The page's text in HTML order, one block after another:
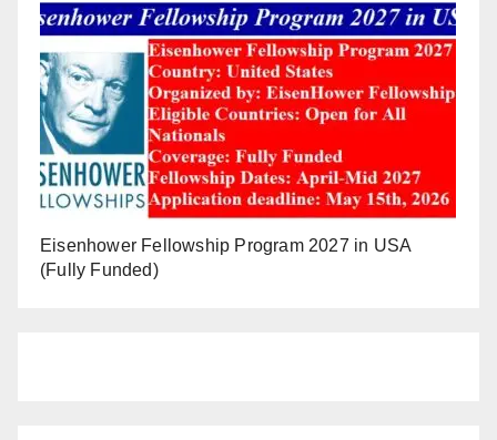
Eisenhower Fellowship Program 2027 in USA
(Fully Funded)